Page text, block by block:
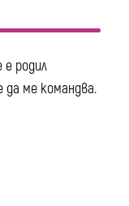
е родил
да ме командва.